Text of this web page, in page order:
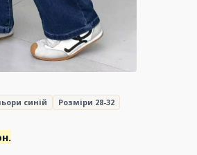
синій
Розміри 28-32
Поточна